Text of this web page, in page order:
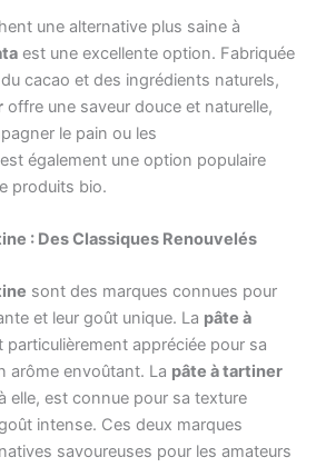
une alternative plus saine à
est une excellente option. Fabriquée
cacao et des ingrédients naturels,
offre une saveur douce et naturelle,
le pain ou les
est également une option populaire
produits bio.
: Des Classiques Renouvelés
sont des marques connues pour
et leur goût unique. La pâte à
particulièrement appréciée pour sa
arôme envoûtant. La pâte à tartiner
elle, est connue pour sa texture
intense. Ces deux marques
savoureuses pour les amateurs